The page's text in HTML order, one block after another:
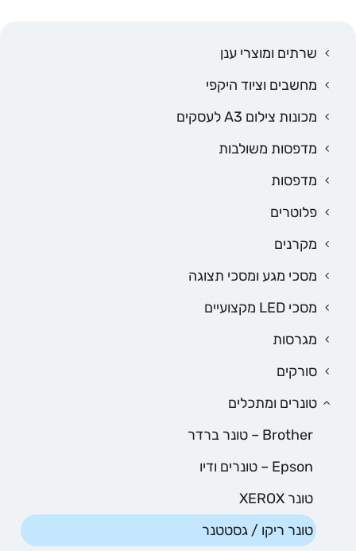
שרתים ומוצרי ענן
מחשבים וציוד היקפי
מכונות צילום A3 לעסקים
מדפסות משולבות
מדפסות
פלוטרים
מקרנים
מסכי מגע ומסכי תצוגה
מסכי LED מקצועיים
מגרסות
סורקים
טונרים ומתכלים
Brother – טונר ברדר
Epson – טונרים ודיו
טונר XEROX
טונר ריקו / גסטטנר